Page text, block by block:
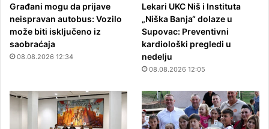
Građani mogu da prijave
neispravan autobus: Vozilo
može biti isključeno iz
saobraćaja
08.08.2026 12:34
Lekari UKC Niš i Instituta
„Niška Banja“ dolaze u
Supovac: Preventivni
kardiološki pregledi u
nedelju
08.08.2026 12:05